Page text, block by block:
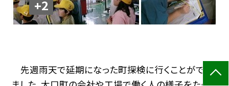
+2
先週雨天で延期になった町探検に行くことができ